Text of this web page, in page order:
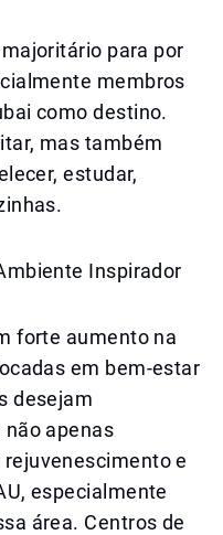
para por
membros
como destino.
mas também
estudar,
Inspirador
forte aumento na
em bem-estar
desejam
apenas
e
especialmente
área. Centros de